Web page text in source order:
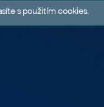
s použitím cookies.